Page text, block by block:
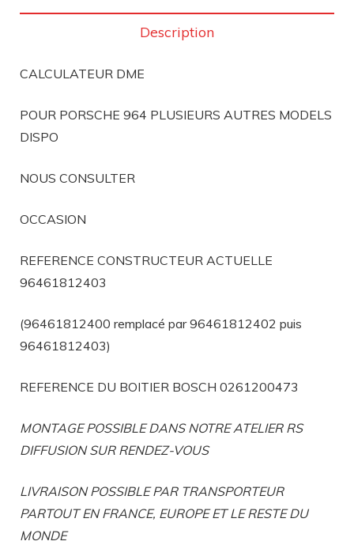
Description
CALCULATEUR DME
POUR PORSCHE 964 PLUSIEURS AUTRES MODELS
DISPO
NOUS CONSULTER
OCCASION
REFERENCE CONSTRUCTEUR ACTUELLE
96461812403
(96461812400 remplacé par 96461812402 puis
96461812403)
REFERENCE DU BOITIER BOSCH 0261200473
MONTAGE POSSIBLE DANS NOTRE ATELIER RS
DIFFUSION SUR RENDEZ-VOUS
LIVRAISON POSSIBLE PAR TRANSPORTEUR
PARTOUT EN FRANCE, EUROPE ET LE RESTE DU
MONDE